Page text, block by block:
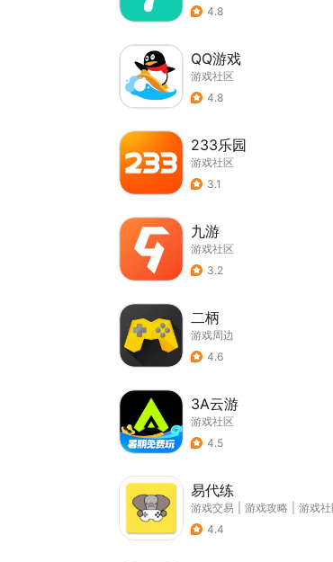
4.8
QQ游戏
游戏社区
4.8
233乐园
游戏社区
3.1
九游
游戏社区
3.2
二柄
游戏周边
4.6
3A云游
游戏社区
4.5
易代练
游戏交易 游戏攻略
游戏社
4.4